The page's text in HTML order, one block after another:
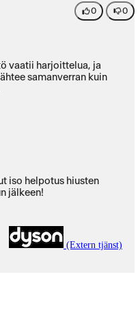
0 0
vaatii harjoittelua, ja
samanverran kuin
iso helpotus hiusten
jälkeen!
(Extern tjänst)